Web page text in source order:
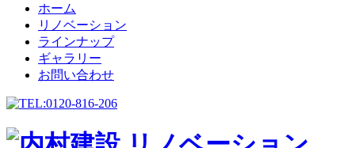
ホーム
リノベーション
ラインナップ
ギャラリー
お問い合わせ